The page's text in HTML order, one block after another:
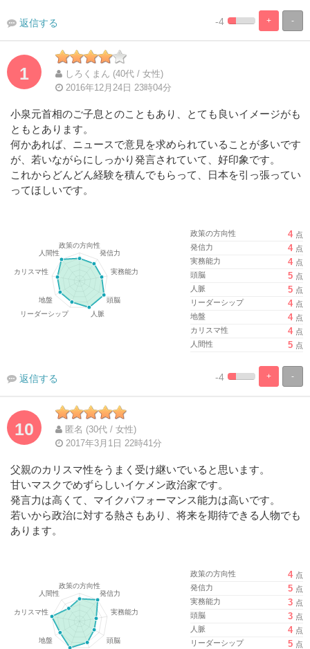
-
+
%
100%
-4
返信する
1
しろくまん (40代 / 女性)
2016年12月24日 23時04分
小泉元首相のご子息とのこともあり、とても良いイメージがも
ともとあります。
何かあれば、ニュースで意見を求められていることが多いです
が、若いながらにしっかり発言されていて、好印象です。
これからどんどん経験を積んでもらって、日本を引っ張ってい
ってほしいです。
政策の方向性 4 点
発信力
4 点
実務能力
4 点
頭脳
5 点
人脈
5 点
リーダーシップ
4 点
地盤
4 点
カリスマ性
4 点
人間性
5 点
-
+
%
100%
-4
返信する
10
匿名 (30代 / 女性)
2017年3月1日 22時41分
父親のカリスマ性をうまく受け継いでいると思います。
甘いマスクでめずらしいイケメン政治家です。
発言力は高くて、マイクパフォーマンス能力は高いです。
若いから政治に対する熱さもあり、将来を期待できる人物でも
あります。
政策の方向性 4 点
発信力
5 点
実務能力
3 点
頭脳
3 点
人脈
4 点
リーダーシップ
5 点